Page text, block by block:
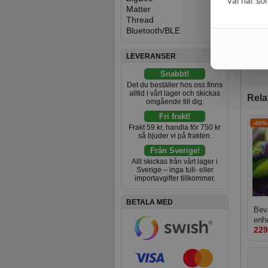
Matter
Thread
Bluetooth/BLE
LEVERANSER
Snabbt!
Det du beställer hos oss finns
alltid i vårt lager och skickas
omgående till dig.
Fri frakt!
Frakt 59 kr, handla för 750 kr
så bjuder vi på frakten.
Från Sverige!
Allt skickas från vårt lager i
Sverige – inga tull- eller
importavgifter tillkommer.
BETALA MED
-40%